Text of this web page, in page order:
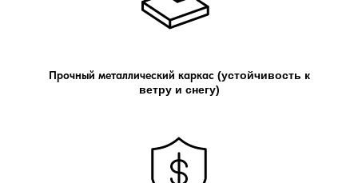
Прочный металлический каркас(устойчивость к
ветру и снегу)